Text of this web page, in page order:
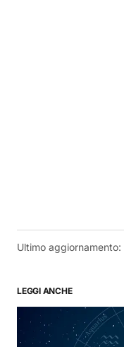
Ultimo aggiornamento:
LEGGI ANCHE